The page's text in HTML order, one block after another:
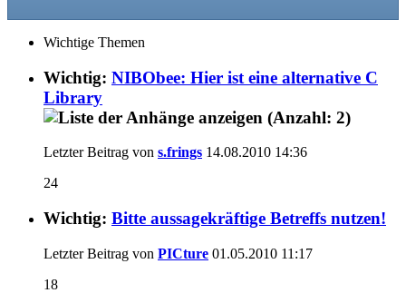
Wichtige Themen
Wichtig: NIBObee: Hier ist eine alternative C
Library
Letzter Beitrag von s.frings 14.08.2010 14:36
24
Wichtig: Bitte aussagekräftige Betreffs nutzen!
Letzter Beitrag von PICture 01.05.2010 11:17
18